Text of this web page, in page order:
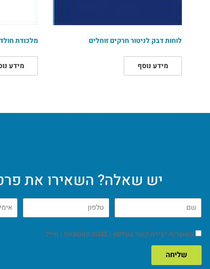
לוחות דבק לניטור חרקים זוחלים
מידע נוסף
מלכודת
מידע
יש שאלה? השאירו את
מאשר/ת יצירת קשר בטלפון | SMS| וואטסאפ | מייל.
שליחה